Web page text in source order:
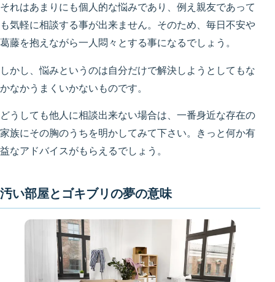
それはあまりにも個人的な悩みであり、例え親友であって
も気軽に相談する事が出来ません。そのため、毎日不安や
葛藤を抱えながら一人悶々とする事になるでしょう。
しかし、悩みというのは自分だけで解決しようとしてもな
かなかうまくいかないものです。
どうしても他人に相談出来ない場合は、一番身近な存在の
家族にその胸のうちを明かしてみて下さい。きっと何か有
益なアドバイスがもらえるでしょう。
汚い部屋とゴキブリの夢の意味